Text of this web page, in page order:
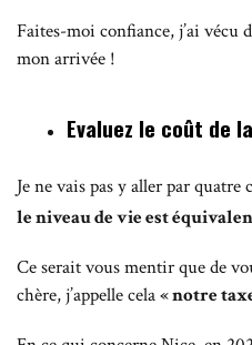
Faites-moi confiance, j’ai vécu
mon arrivée !
Evaluez le coût de
Je ne vais pas y aller par
le niveau de vie est
Ce serait vous mentir que de
chère, j’appelle cela« notre